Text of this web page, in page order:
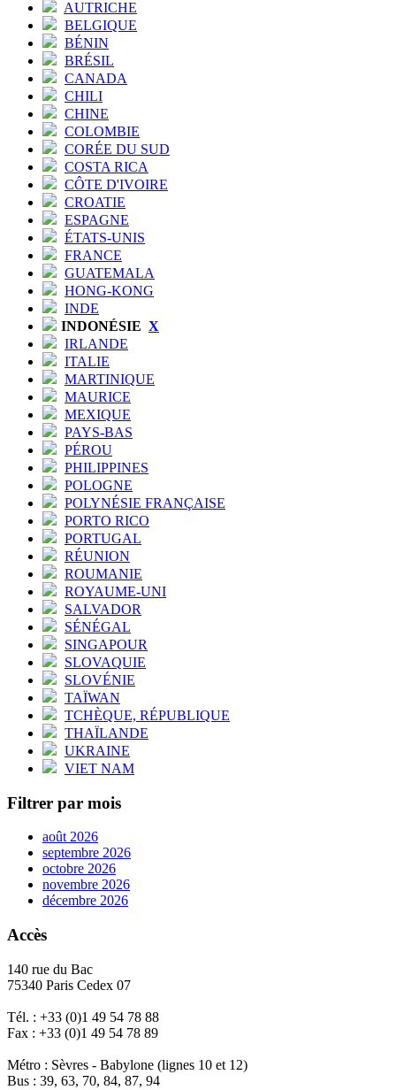
AUTRICHE
BELGIQUE
BÉNIN
BRÉSIL
CANADA
CHILI
CHINE
COLOMBIE
CORÉE DU SUD
COSTA RICA
CÔTE D'IVOIRE
CROATIE
ESPAGNE
ÉTATS-UNIS
FRANCE
GUATEMALA
HONG-KONG
INDE
INDONÉSIE X
IRLANDE
ITALIE
MARTINIQUE
MAURICE
MEXIQUE
PAYS-BAS
PÉROU
PHILIPPINES
POLOGNE
POLYNÉSIE FRANÇAISE
PORTO RICO
PORTUGAL
RÉUNION
ROUMANIE
ROYAUME-UNI
SALVADOR
SÉNÉGAL
SINGAPOUR
SLOVAQUIE
SLOVÉNIE
TAÏWAN
TCHÈQUE, RÉPUBLIQUE
THAÏLANDE
UKRAINE
VIET NAM
Filtrer par mois
août 2026
septembre 2026
octobre 2026
novembre 2026
décembre 2026
Accès
140 rue du Bac
75340 Paris Cedex 07
Tél. : +33 (0)1 49 54 78 88
Fax : +33 (0)1 49 54 78 89
Métro : Sèvres - Babylone (lignes 10 et 12)
Bus : 39, 63, 70, 84, 87, 94